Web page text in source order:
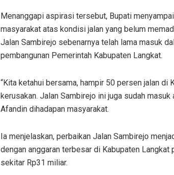
Menanggapi aspirasi tersebut, Bupati
masyarakat atas kondisi jalan yang belum
Jalan Sambirejo sebenarnya telah lama masuk
pembangunan Pemerintah Kabupaten Langkat.
“Kita ketahui bersama, hampir 50 persen jalan di
kerusakan. Jalan Sambirejo ini juga sudah masuk
Afandin dihadapan masyarakat.
Ia menjelaskan, perbaikan Jalan Sambirejo
dengan anggaran terbesar di Kabupaten Langkat
sekitar Rp31 miliar.